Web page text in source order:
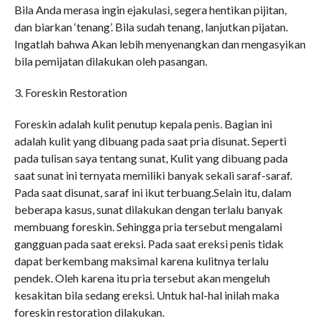
Bila Anda merasa ingin ejakulasi, segera hentikan pijitan,
dan biarkan ‘tenang’. Bila sudah tenang, lanjutkan pijatan.
Ingatlah bahwa Akan lebih menyenangkan dan mengasyikan
bila pemijatan dilakukan oleh pasangan.
3. Foreskin Restoration
Foreskin adalah kulit penutup kepala penis. Bagian ini
adalah kulit yang dibuang pada saat pria disunat. Seperti
pada tulisan saya tentang sunat, Kulit yang dibuang pada
saat sunat ini ternyata memiliki banyak sekali saraf-saraf.
Pada saat disunat, saraf ini ikut terbuang.Selain itu, dalam
beberapa kasus, sunat dilakukan dengan terlalu banyak
membuang foreskin. Sehingga pria tersebut mengalami
gangguan pada saat ereksi. Pada saat ereksi penis tidak
dapat berkembang maksimal karena kulitnya terlalu
pendek. Oleh karena itu pria tersebut akan mengeluh
kesakitan bila sedang ereksi. Untuk hal-hal inilah maka
foreskin restoration dilakukan.